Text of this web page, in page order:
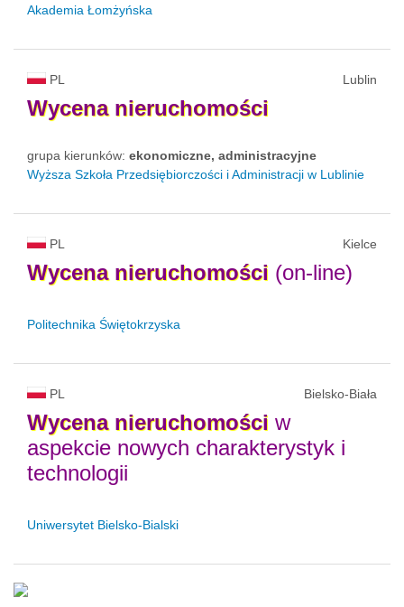
Akademia Łomżyńska
PL Lublin
Wycena nieruchomości
grupa kierunków: ekonomiczne, administracyjne
Wyższa Szkoła Przedsiębiorczości i Administracji w Lublinie
PL Kielce
Wycena nieruchomości (on-line)
Politechnika Świętokrzyska
PL Bielsko-Biała
Wycena nieruchomości w
aspekcie nowych charakterystyk i
technologii
Uniwersytet Bielsko-Bialski